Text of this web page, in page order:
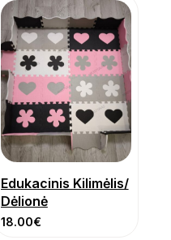
Edukacinis Kilimėlis/
Dėlionė
18.00€